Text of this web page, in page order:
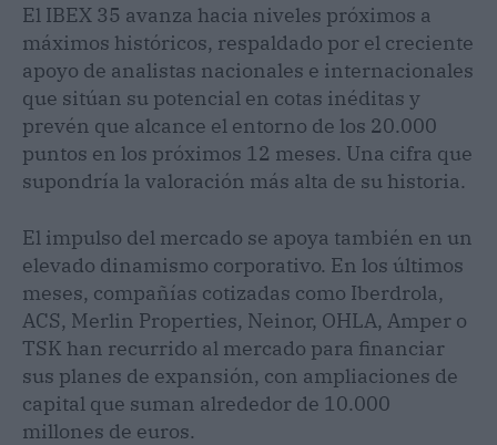
El IBEX 35 avanza hacia niveles próximos a
máximos históricos, respaldado por el creciente
apoyo de analistas nacionales e internacionales
que sitúan su potencial en cotas inéditas y
prevén que alcance el entorno de los 20.000
puntos en los próximos 12 meses. Una cifra que
supondría la valoración más alta de su historia.
El impulso del mercado se apoya también en un
elevado dinamismo corporativo. En los últimos
meses, compañías cotizadas como Iberdrola,
ACS, Merlin Properties, Neinor, OHLA, Amper o
TSK han recurrido al mercado para financiar
sus planes de expansión, con ampliaciones de
capital que suman alrededor de 10.000
millones de euros.